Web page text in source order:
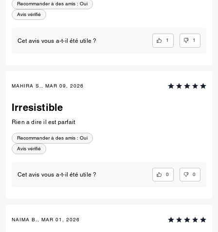
Recommander à des amis : Oui
Avis vérifié
Cet avis vous a-t-il été utile ? 1 1
MAHIRA S., MAR 09, 2026
Irresistible
Rien a dire il est parfait
Recommander à des amis : Oui
Avis vérifié
Cet avis vous a-t-il été utile ? 0 0
NAIMA B., MAR 01, 2026